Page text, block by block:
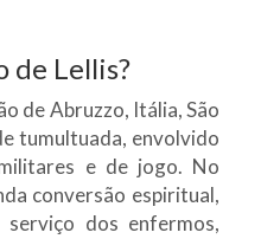
de Lellis?
de Abruzzo, Itália, São
tumultuada, envolvido
e de jogo. No
conversão espiritual,
dos enfermos,